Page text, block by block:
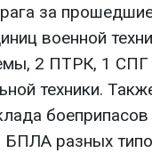
за
военной
2 ПТРК, 1 СПГ
техники.
БПЛА разных